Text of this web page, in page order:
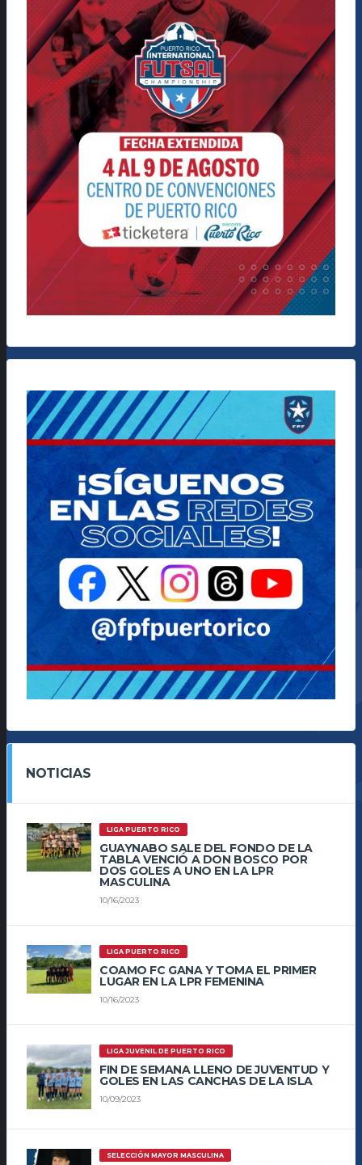
NOTICIAS
LIGA PUERTO RICO
GUAYNABO SALE DEL FONDO DE LA
TABLA VENCIÓ A DON BOSCO POR
DOS GOLES A UNO EN LA LPR
MASCULINA
10/16/2023
LIGA PUERTO RICO
COAMO FC GANA Y TOMA EL PRIMER
LUGAR EN LA LPR FEMENINA
10/16/2023
LIGA JUVENIL DE PUERTO RICO
FIN DE SEMANA LLENO DE JUVENTUD Y
GOLES EN LAS CANCHAS DE LA ISLA
10/09/2023
SELECCIÓN MAYOR MASCULINA